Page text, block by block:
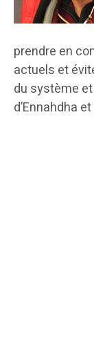
prendre en
actuels et
du système
d’Ennahdha